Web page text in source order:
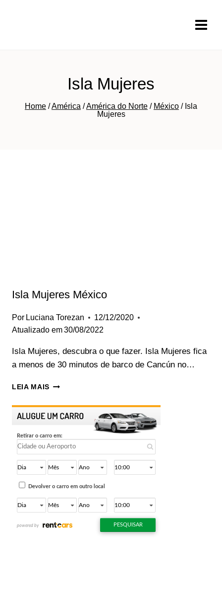
Isla Mujeres
Home /América /América do Norte / México / Isla
Mujeres
Isla Mujeres México
Por Luciana Torezan
12/12/2020
Atualizado em30/08/2022
Isla Mujeres, descubra o que fazer. Isla Mujeres fica
a menos de 30 minutos de barco de Cancún no…
LEIA MAIS ISLA
MÉXICO